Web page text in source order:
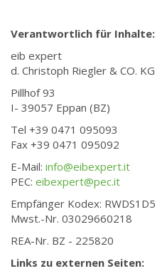
Verantwortlich für Inhalte:
eib expert
d. Christoph Riegler & CO. KG
Pillhof 93
I- 39057 Eppan (BZ)
Tel +39 0471 095093
Fax +39 0471 095092
E-Mail: info@eibexpert.it
PEC: eibexpert@pec.it
Empfänger Kodex: RWDS1D5
Mwst.-Nr. 03029660218
REA-Nr. BZ - 225820
Links zu externen Seiten: